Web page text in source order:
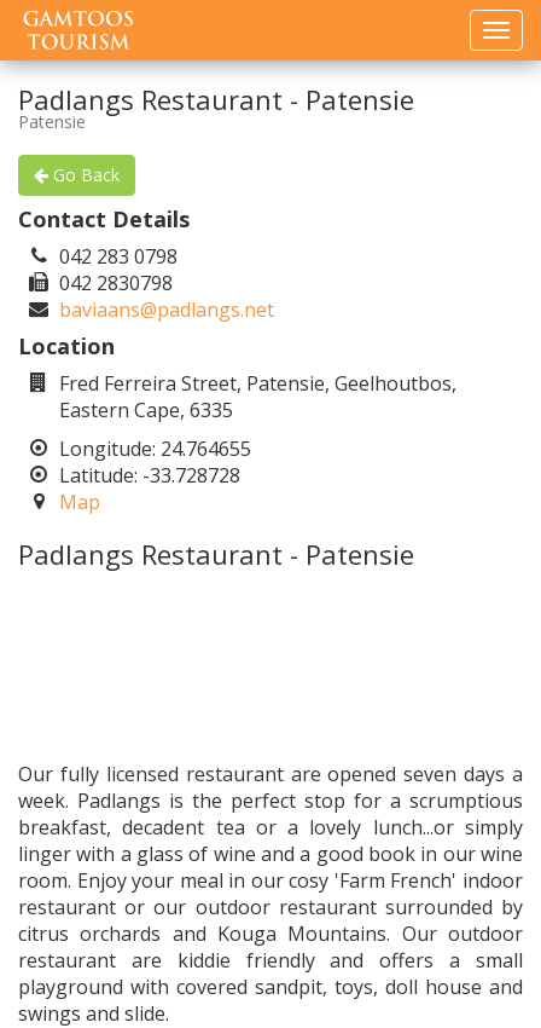
Padlangs Restaurant - Patensie
Patensie
Go Back
Contact Details
042 283 0798
042 2830798
baviaans@padlangs.net
Location
Fred Ferreira Street, Patensie, Geelhoutbos,
Eastern Cape, 6335
Longitude: 24.764655
Latitude: -33.728728
Map
Padlangs Restaurant - Patensie
Our fully licensed restaurant are opened seven days a
week. Padlangs is the perfect stop for a scrumptious
breakfast, decadent tea or a lovely lunch...or simply
linger with a glass of wine and a good book in our wine
room. Enjoy your meal in our cosy 'Farm French' indoor
restaurant or our outdoor restaurant surrounded by
citrus orchards and Kouga Mountains. Our outdoor
restaurant are kiddie friendly and offers a small
playground with covered sandpit, toys, doll house and
swings and slide.